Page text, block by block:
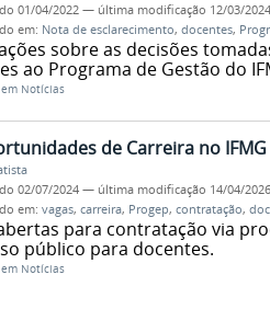
01/04/2022 — última modificação 12/03/
em: Nota de esclarecimento, docentes,
sobre as decisões
ao Programa de Gestão do
Notícias
de Carreira no IFMG
02/07/2024 — última modificação 14/04/
em: vagas, carreira, Progep, contratação,
para contratação via
público para docentes.
Notícias